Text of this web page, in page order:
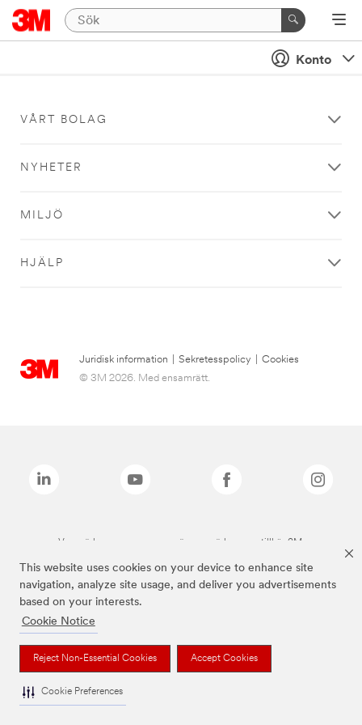
This website uses cookies on your device to enhance site
navigation, analyze site usage, and deliver you advertisements
based on your interests.
Cookie Notice
Reject Non-Essential Cookies Accept Cookies
Cookie Preferences
Konto
VÅRT BOLAG
NYHETER
MILJÖ
HJÄLP
Juridisk information Sekretesspolicy
Cookies
© 3M 2026. Med ensamrätt.
Varumärken som anges ovan är varumärken som tillhör 3M.